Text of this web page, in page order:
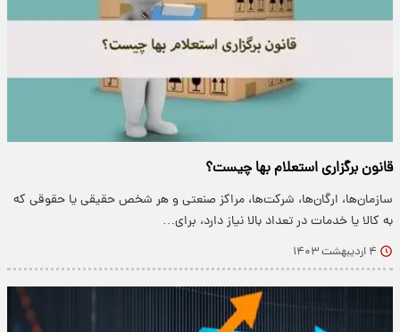
قانون برگزاری استعلام بها چیست؟
سازمان‌ها، ارگان‌ها، شرکت‌ها، مراکز صنعتی و هر شخص حقیقی یا حقوقی که
به کالا یا خدمات در تعداد بالا نیاز دارد، برای…
۴ اردیبهشت ۱۴۰۳